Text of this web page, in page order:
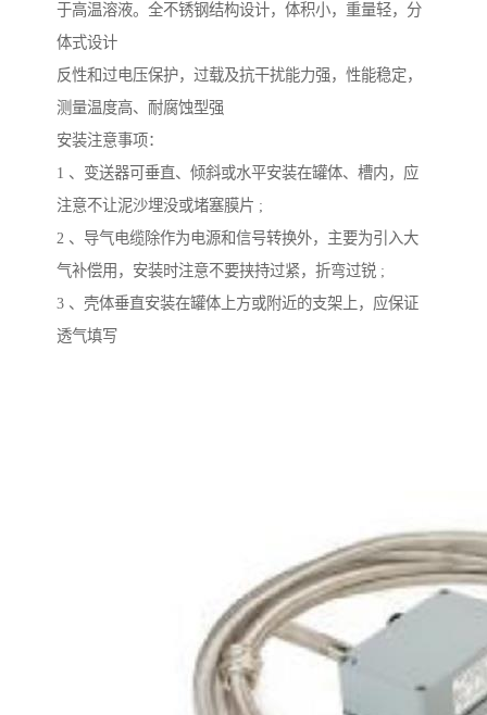
于高温溶液。全不锈钢结构设计，体积小，重量轻，分
体式设计
反性和过电压保护，过载及抗干扰能力强，性能稳定，
测量温度高、耐腐蚀型强
安装注意事项：
1 、变送器可垂直、倾斜或水平安装在罐体、槽内，应
注意不让泥沙埋没或堵塞膜片 ;
2 、导气电缆除作为电源和信号转换外，主要为引入大
气补偿用，安装时注意不要挟持过紧，折弯过锐 ;
3 、壳体垂直安装在罐体上方或附近的支架上，应保证
透气填写